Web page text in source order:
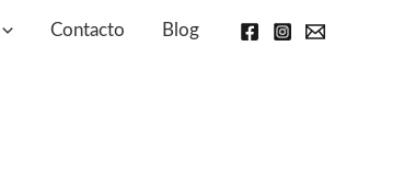
Contacto Blog